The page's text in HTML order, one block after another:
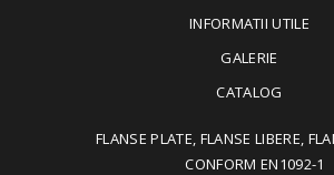
INFORMATII UTILE
GALERIE
CATALOG
FLANSE PLATE, FLANSE LIBERE,
CONFORM EN1092-1